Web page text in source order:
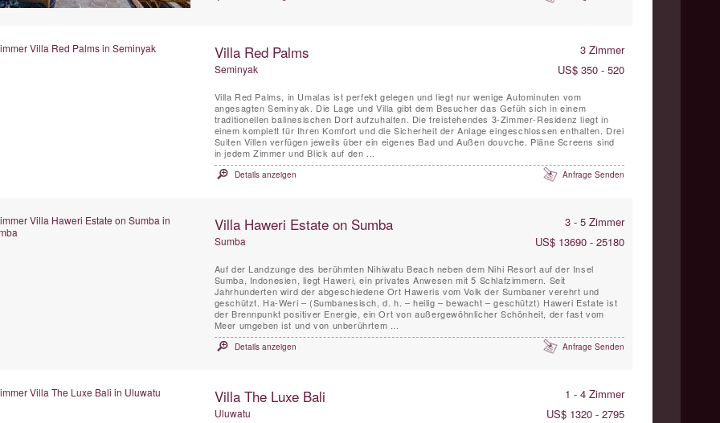
Villa Red Palms 3 Zimmer
Seminyak US$ 350 - 520
Villa Red Palms, in Umalas ist perfekt gelegen und liegt nur wenige Autominuten vom
angesagten Seminyak. Die Lage und Villa gibt dem Besucher das Gefüh sich in einem
traditionellen balinesischen Dorf aufzuhalten. Die freistehendes 3-Zimmer-Residenz liegt in
einem komplett für Ihren Komfort und die Sicherheit der Anlage eingeschlossen enthalten. Drei
Suiten Villen verfügen jeweils über ein eigenes Bad und Außen douvche. Pläne Screens sind
in jedem Zimmer und Blick auf den ...
Details anzeigen Anfrage Senden
Villa Haweri Estate on Sumba 3 - 5 Zimmer
Sumba US$ 13690 - 25180
Auf der Landzunge des berühmten Nihiwatu Beach neben dem Nihi Resort auf der Insel
Sumba, Indonesien, liegt Haweri, ein privates Anwesen mit 5 Schlafzimmern. Seit
Jahrhunderten wird der abgeschiedene Ort Haweris vom Volk der Sumbaner verehrt und
geschützt. Ha-Weri – (Sumbanesisch, d. h. – heilig – bewacht – geschützt) Haweri Estate ist
der Brennpunkt positiver Energie, ein Ort von außergewöhnlicher Schönheit, der fast vom
Meer umgeben ist und von unberührtem ...
Details anzeigen Anfrage Senden
Villa The Luxe Bali 1 - 4 Zimmer
Uluwatu US$ 1320 - 2795